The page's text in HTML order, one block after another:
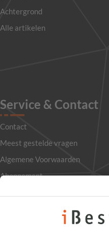
Achtergrond
Alle artikelen
Service & Contact
Contact
Meest gestelde vragen
Algemene Voorwaarden
Abonnement